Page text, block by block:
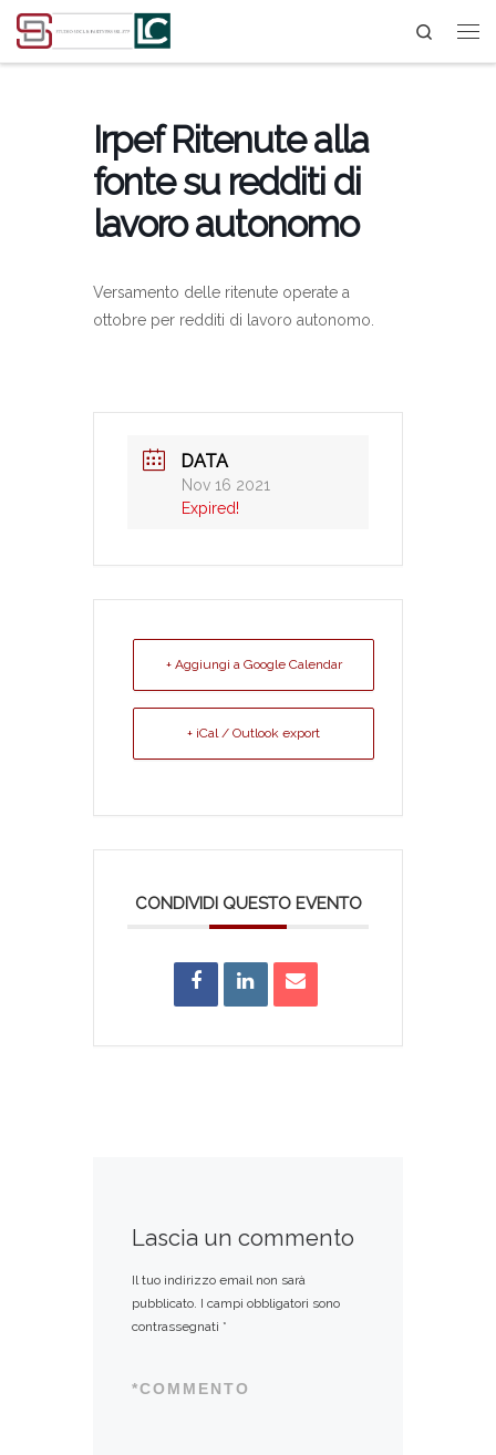
Passa al contenuto Search
Irpef Ritenute alla
fonte su redditi di
lavoro autonomo
Versamento delle ritenute operate a
ottobre per redditi di lavoro autonomo.
DATA
Nov 16 2021
Expired!
+ Aggiungi a Google Calendar
+ iCal / Outlook export
CONDIVIDI QUESTO EVENTO
Lascia un commento
Il tuo indirizzo email non sarà
pubblicato. I campi obbligatori sono
contrassegnati *
COMMENTO
*